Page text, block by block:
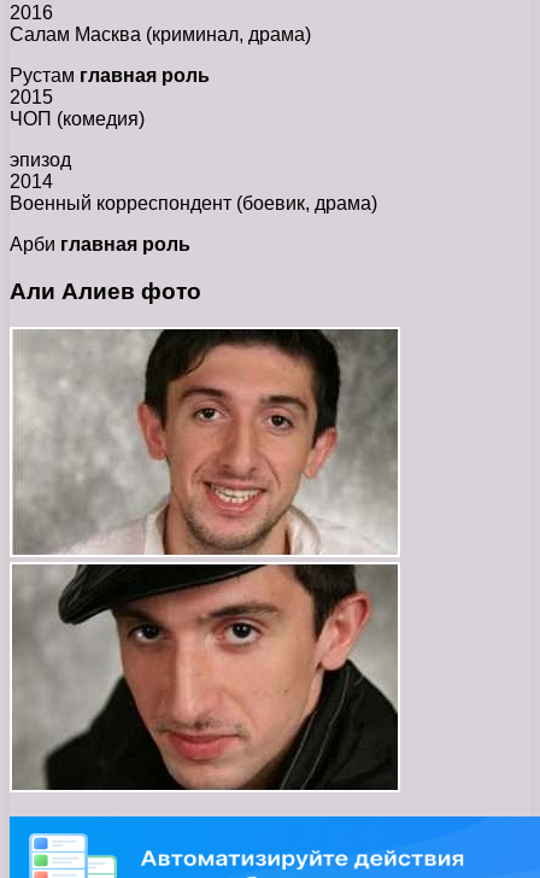
2016
Салам Масква (криминал, драма)
Рустам главная роль
2015
ЧОП (комедия)
эпизод
2014
Военный корреспондент (боевик, драма)
Арби главная роль
Али Алиев фото